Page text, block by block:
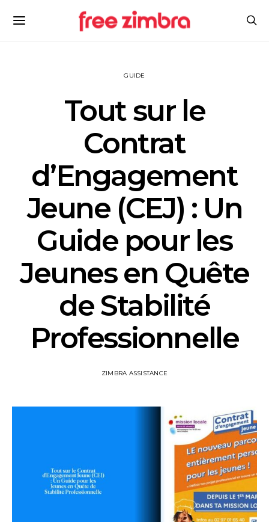
GUIDE
Tout sur le
Contrat
d’Engagement
Jeune (CEJ) : Un
Guide pour les
Jeunes en Quête
de Stabilité
Professionnelle
ZIMBRA ASSISTANCE